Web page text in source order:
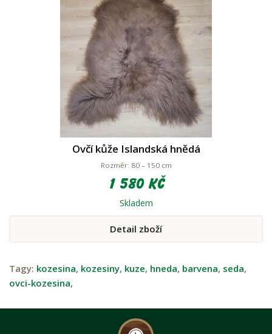
Ovčí kůže Islandská hnědá
Rozměr: 80 – 150 cm
1 580 Kč
Skladem
Detail zboží
Tagy: kozesina, kozesiny, kuze, hneda, barvena, seda,
ovci-kozesina,